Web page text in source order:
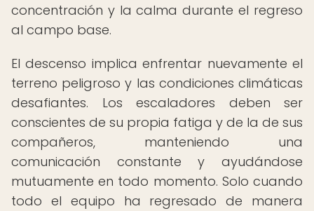
concentración y la calma durante el regreso
al campo base.
El descenso implica enfrentar nuevamente el
terreno peligroso y las condiciones climáticas
desafiantes. Los escaladores deben ser
conscientes de su propia fatiga y de la de sus
compañeros, manteniendo una
comunicación constante y ayudándose
mutuamente en todo momento. Solo cuando
todo el equipo ha regresado de manera